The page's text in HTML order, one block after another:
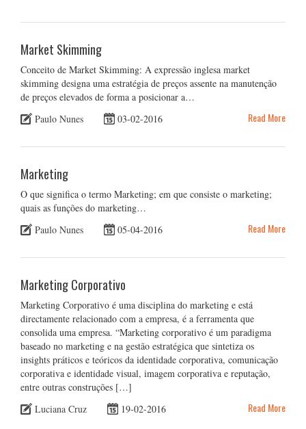
Market Skimming
Conceito de Market Skimming: A expressão inglesa market
skimming designa uma estratégia de preços assente na manutenção
de preços elevados de forma a posicionar a…
Paulo Nunes
03-02-2016 Read More
Marketing
O que significa o termo Marketing; em que consiste o marketing;
quais as funções do marketing…
Paulo Nunes
05-04-2016 Read More
Marketing Corporativo
Marketing Corporativo é uma disciplina do marketing e está
directamente relacionado com a empresa, é a ferramenta que
consolida uma empresa. “Marketing corporativo é um paradigma
baseado no marketing e na gestão estratégica que sintetiza os
insights práticos e teóricos da identidade corporativa, comunicação
corporativa e identidade visual, imagem corporativa e reputação,
entre outras construções […]
Luciana Cruz
19-02-2016 Read More